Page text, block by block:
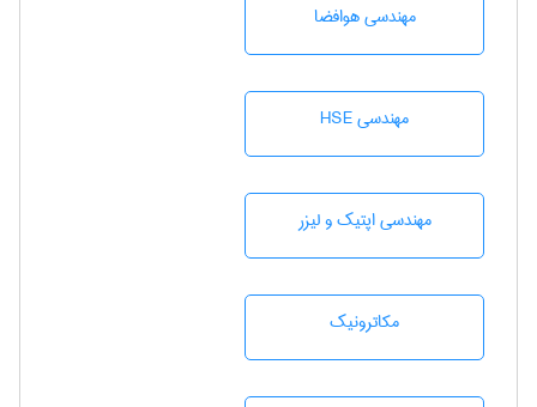
مهندسی هوافضا
مهندسی HSE
مهندسی اپتیک و لیزر
مکاترونیک